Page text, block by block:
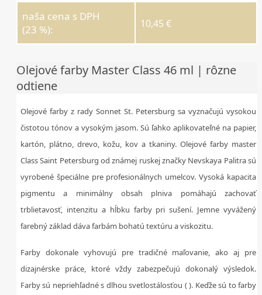
naša cena s DPH
(23 %):
10,45 €
Olejové farby Master Class 46 ml | rôzne
odtiene
Olejové farby z rady Sonnet St. Petersburg sa vyznačujú vysokou
čistotou tónov a vysokým jasom. Sú ľahko aplikovateľné na papier,
kartón, plátno, drevo, kožu, kov a tkaniny. Olejové farby master
Class Saint Petersburg od známej ruskej značky Nevskaya Palitra sú
vyrobené špeciálne pre profesionálnych umelcov. Vysoká kapacita
pigmentu a minimálny obsah plniva pomáhajú zachovať
trblietavosť, intenzitu a hĺbku farby pri sušení. Jemne vyvážený
farebný základ dáva farbám bohatú textúru a viskozitu.
Farby dokonale vyhovujú pre tradičné maľovanie, ako aj pre
dizajnérske práce, ktoré vždy zabezpečujú dokonalý výsledok.
Farby sú nepriehľadné s dlhou svetlostálosťou ( ). Keďže sú to farby